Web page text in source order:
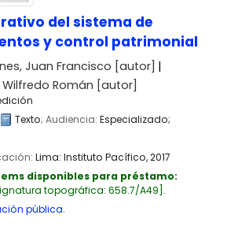
del sistema de
y control patrimonial
Juan Francisco [autor]
Román [autor]
Texto; Audiencia: Especializado;
Lima: Instituto Pacífico,2017
disponibles para préstamo:
topográfica: 658.7/A49 .
pública.